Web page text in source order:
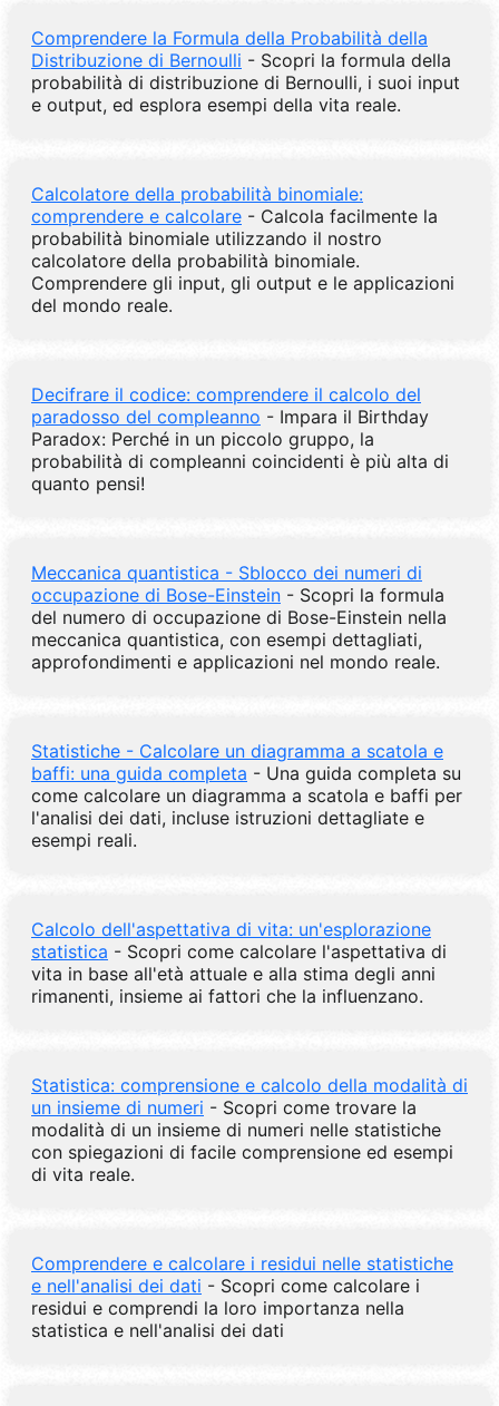
Comprendere la Formula della Probabilità della
Distribuzione di Bernoulli - Scopri la formula della
probabilità di distribuzione di Bernoulli, i suoi input
e output, ed esplora esempi della vita reale.
Calcolatore della probabilità binomiale:
comprendere e calcolare - Calcola facilmente la
probabilità binomiale utilizzando il nostro
calcolatore della probabilità binomiale.
Comprendere gli input, gli output e le applicazioni
del mondo reale.
Decifrare il codice: comprendere il calcolo del
paradosso del compleanno - Impara il Birthday
Paradox: Perché in un piccolo gruppo, la
probabilità di compleanni coincidenti è più alta di
quanto pensi!
Meccanica quantistica - Sblocco dei numeri di
occupazione di Bose-Einstein - Scopri la formula
del numero di occupazione di Bose-Einstein nella
meccanica quantistica, con esempi dettagliati,
approfondimenti e applicazioni nel mondo reale.
Statistiche - Calcolare un diagramma a scatola e
baffi: una guida completa - Una guida completa su
come calcolare un diagramma a scatola e baffi per
l'analisi dei dati, incluse istruzioni dettagliate e
esempi reali.
Calcolo dell'aspettativa di vita: un'esplorazione
statistica - Scopri come calcolare l'aspettativa di
vita in base all'età attuale e alla stima degli anni
rimanenti, insieme ai fattori che la influenzano.
Statistica: comprensione e calcolo della modalità di
un insieme di numeri - Scopri come trovare la
modalità di un insieme di numeri nelle statistiche
con spiegazioni di facile comprensione ed esempi
di vita reale.
Comprendere e calcolare i residui nelle statistiche
e nell'analisi dei dati - Scopri come calcolare i
residui e comprendi la loro importanza nella
statistica e nell'analisi dei dati